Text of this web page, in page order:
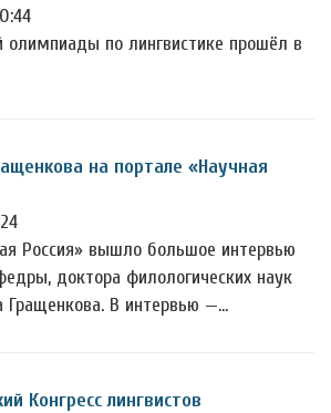
олимпиады по лингвистике прошёл в
на портале «Научная
Россия» вышло большое интервью
доктора филологических наук
Гращенкова. В интервью —…
Конгресс лингвистов